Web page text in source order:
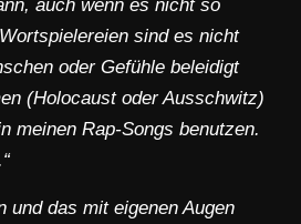
auch wenn es nicht so
sind es nicht
oder Gefühle beleidigt
(Holocaust oder Ausschwitz)
meinen Rap-Songs benutzen.
und das mit eigenen Augen